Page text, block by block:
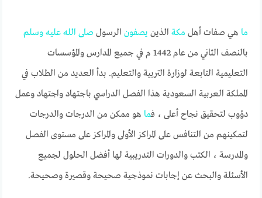
ما هي صفات أهل مكة الذين يصفون الرسول صلى الله عليه وسلم
بالنصف الثاني من عام 1442 م في جميع المدارس والمؤسسات
التعليمية التابعة لوزارة التربية والتعليم. بدأ العديد من الطلاب في
المملكة العربية السعودية هذا الفصل الدراسي باجتهاد واجتهاد وعمل
دؤوب لتحقيق نجاح أعلى ، فما هو ممكن من الدرجات والدرجات
لتمكينهم من التنافس على المراكز الأولى والمراكز على مستوى الفصل
والمدرسة ، الكتب والدورات التدريبية لها أفضل الحلول لجميع
الأسئلة والبحث عن إجابات نموذجية صحيحة وقصيرة وصحيحة.